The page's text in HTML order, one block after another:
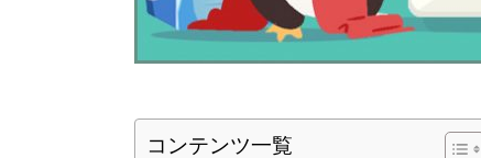
コンテンツ一覧